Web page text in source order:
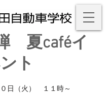
夏caféイ
ント
０日（火） １１時～